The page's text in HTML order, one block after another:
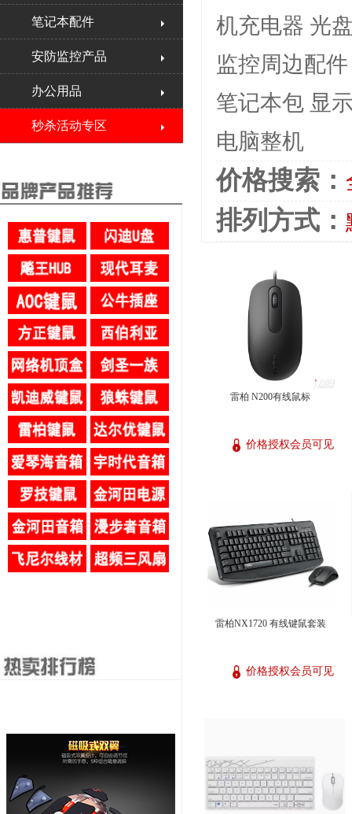
笔记本配件
安防监控产品
办公用品
秒杀活动专区
机充电器 光
监控周边配件
笔记本包 显
电脑整机
价格搜索：
排列方式：
雷柏 N200有线鼠标
价格授权会员可见
雷柏NX1720 有线键鼠套装
价格授权会员可见